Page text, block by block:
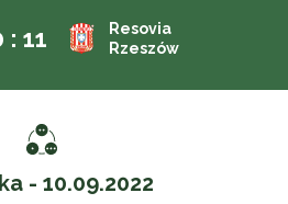
: 11
Resovia
Rzeszów
- 10.09.2022